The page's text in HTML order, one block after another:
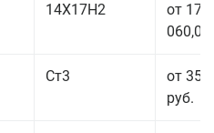
14Х17Н2
от 178
060,00
Ст3
от 35
руб.